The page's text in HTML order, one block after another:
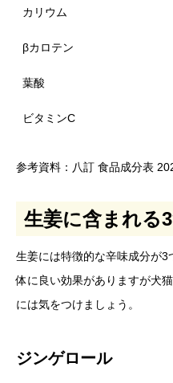
カリウム
βカロテン
葉酸
ビタミンC
参考資料：八訂 食品成分表
生姜に含まれる
生姜には特徴的な辛味成分が
体に良い効果がありますが犬
には気をつけましょう。
ジンゲロール